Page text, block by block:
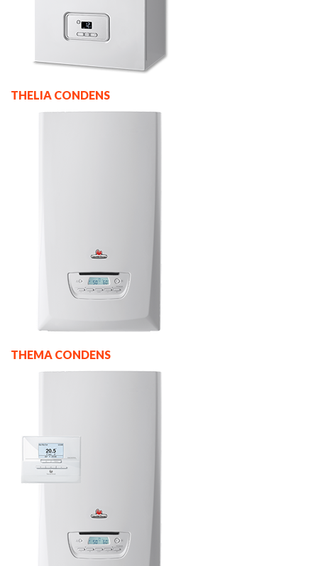
THELIA CONDENS
THEMA CONDENS